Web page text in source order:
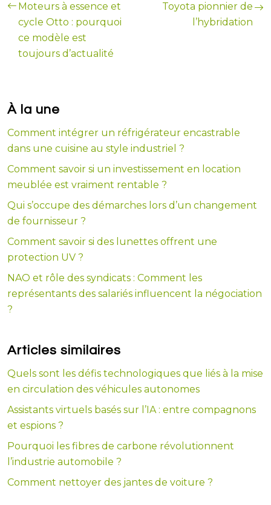
Moteurs à essence et
cycle Otto : pourquoi
ce modèle est
toujours d’actualité
Toyota pionnier de
l’hybridation
À la une
Comment intégrer un réfrigérateur encastrable
dans une cuisine au style industriel ?
Comment savoir si un investissement en location
meublée est vraiment rentable ?
Qui s’occupe des démarches lors d’un changement
de fournisseur ?
Comment savoir si des lunettes offrent une
protection UV ?
NAO et rôle des syndicats : Comment les
représentants des salariés influencent la négociation
?
Articles similaires
Quels sont les défis technologiques que liés à la mise
en circulation des véhicules autonomes
Assistants virtuels basés sur l’IA : entre compagnons
et espions ?
Pourquoi les fibres de carbone révolutionnent
l’industrie automobile ?
Comment nettoyer des jantes de voiture ?